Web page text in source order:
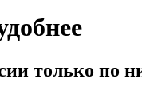
только по